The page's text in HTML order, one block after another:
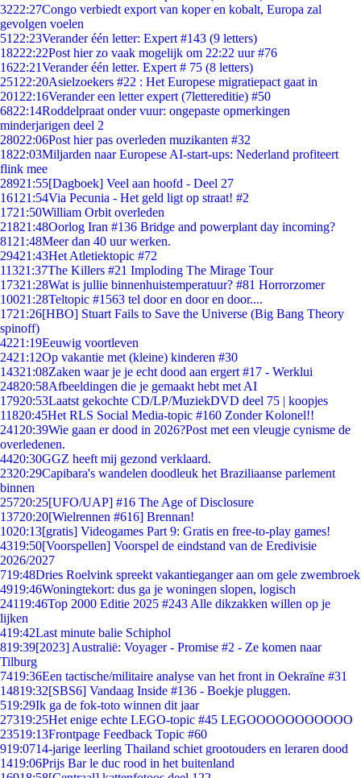
3222:27Congo verbiedt export van koper en kobalt, Europa zal
gevolgen voelen
51 22:23Verander één letter: Expert #143 (9 letters)
18222:22Post hier zo vaak mogelijk om 22:22 uur #76
1622:21Verander één letter. Expert # 75 (8 letters)
251 22:20Asielzoekers #22 : Het Europese migratiepact gaat in
201 22:16Verander een letter expert (7lettereditie) #50
6822:14Roddelpraat onder vuur: ongepaste opmerkingen
minderjarigen deel 2
28022:06Post hier pas overleden muzikanten #32
1822:03Miljarden naar Europese AI-start-ups: Nederland profiteert
flink mee
28921:55[Dagboek] Veel aan hoofd - Deel 27
161 21:54Via Pecunia - Het geld ligt op straat! #2
1721:50William Orbit overleden
21821:48Oorlog Iran #136 Bridge and powerplant day incoming?
81 21:48Meer dan 40 uur werken.
29421:43Het Atletiektopic #72
11321:37The Killers #21 Imploding The Mirage Tour
17321:28Wat is jullie binnenhuistemperatuur? #81 Horrorzomer
10021:28Teltopic #1563 tel door en door en door....
1721:26[HBO] Stuart Fails to Save the Universe (Big Bang Theory
spinoff)
4221:19Eeuwig voortleven
2421:12Op vakantie met (kleine) kinderen #30
14321:08Zaken waar je je echt dood aan ergert #17 - Werklui
24820:58Afbeeldingen die je gemaakt hebt met AI
17920:53Laatst gekochte CD/LP/MuziekDVD deel 75 | koopjes
11820:45Het RLS Social Media-topic #160 Zonder Kolonel!!
241 20:39Wie gaan er dood in 2026?Post met een vleugje cynisme de
overledenen.
4420:30GGZ heeft mij gezond verklaard.
2320:29Capibara's wandelen doodleuk het Braziliaanse parlement
binnen
25720:25[UFO/UAP] #16 The Age of Disclosure
13720:20[Wielrennen #616] Brennan!
1020:13[gratis] Videogames Part 9: Gratis en free-to-play games!
4319:50[Voorspellen] Voorspel de eindstand van de Eredivisie
2026/2027
719:48Dries Roelvink spreekt vakantieganger aan om gele zwembroek
4919:46Woningtekort: dus ga je woningen slopen, logisch
24119:46Top 2000 Editie 2025 #243 Alle dikzakken willen op je
lijken
419:42Last minute balie Schiphol
819:39[2023] Australië: Voyager - Promise #2 - Ze komen naar
Tilburg
7419:36Een tactische/militaire analyse van het front in Oekraïne #31
14819:32[SBS6] Vandaag Inside #136 - Boekje pluggen.
519:29Ik ga de fok-toto winnen dit jaar
27319:25Het enige echte LEGO-topic #45 LEGOOOOOOOOOOO
23519:13Frontpage Feedback Topic #60
919:0714-jarige leerling Thailand schiet grootouders en leraren dood
1419:06Prijs Bar le duc rood in het buitenland